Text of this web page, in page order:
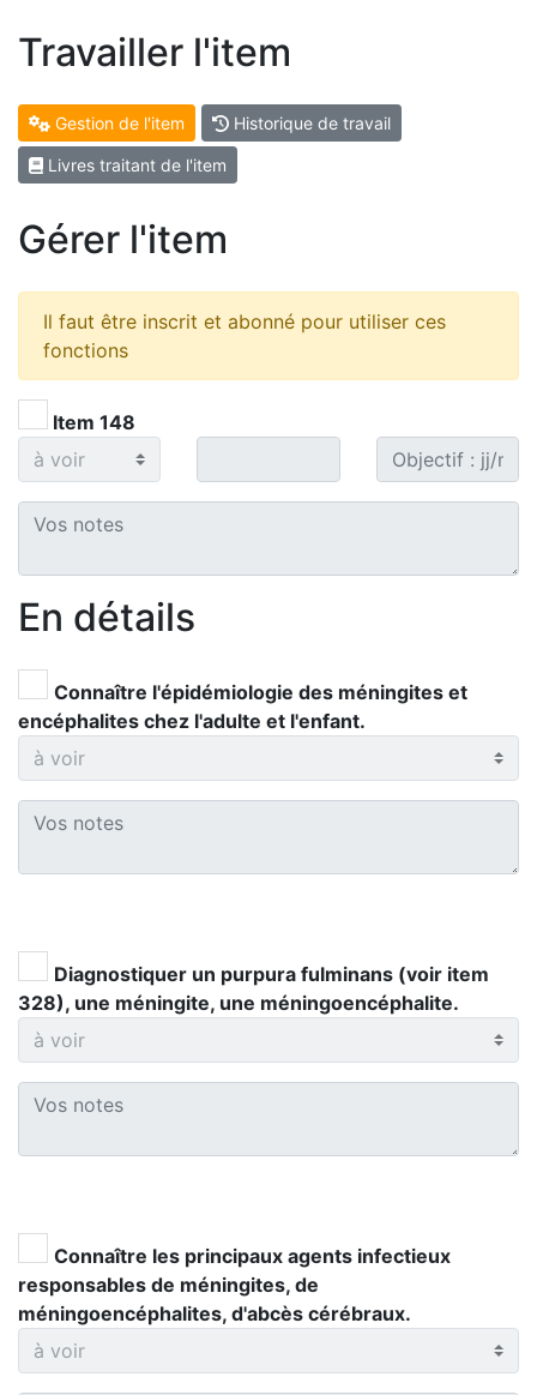
Travailler l'item
Gestion de l'item Historique de travail
Livres traitant de l'item
Gérer l'item
Il faut être inscrit et abonné pour utiliser ces
fonctions
Item 148
En détails
Connaître l'épidémiologie des méningites et
encéphalites chez l'adulte et l'enfant.
Diagnostiquer un purpura fulminans (voir item
328), une méningite, une méningoencéphalite.
Connaître les principaux agents infectieux
responsables de méningites, de
méningoencéphalites, d'abcès cérébraux.